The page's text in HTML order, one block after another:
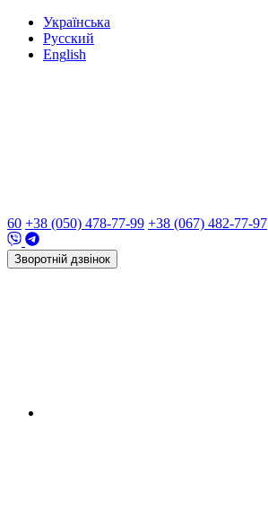
Українська
Русский
English
60 +38 (050) 478-77-99 +38 (067) 482-77-97
Зворотній дзвінок